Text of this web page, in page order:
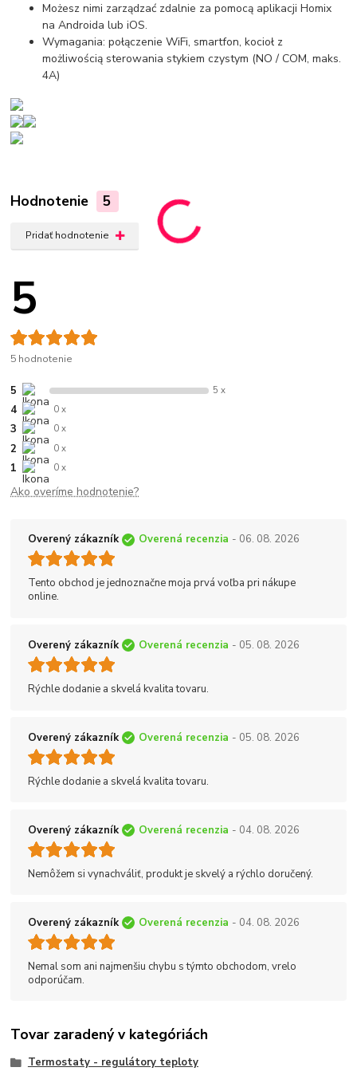
Możesz nimi zarządzać zdalnie za pomocą aplikacji Homix
na Androida lub iOS.
Wymagania: połączenie WiFi, smartfon, kocioł z
możliwością sterowania stykiem czystym (NO / COM, maks.
4A)
Hodnotenie 5
Pridať hodnotenie
5
5 hodnotenie
5 5 x
4 0 x
3 0 x
2 0 x
1 0 x
Ako overíme hodnotenie?
Overený zákazník Overená recenzia - 06. 08. 2026
Tento obchod je jednoznačne moja prvá voľba pri nákupe
online.
Overený zákazník Overená recenzia - 05. 08. 2026
Rýchle dodanie a skvelá kvalita tovaru.
Overený zákazník Overená recenzia - 05. 08. 2026
Rýchle dodanie a skvelá kvalita tovaru.
Overený zákazník Overená recenzia - 04. 08. 2026
Nemôžem si vynachváliť, produkt je skvelý a rýchlo doručený.
Overený zákazník Overená recenzia - 04. 08. 2026
Nemal som ani najmenšiu chybu s týmto obchodom, vrelo
odporúčam.
Tovar zaradený v kategóriách
Termostaty - regulátory teploty